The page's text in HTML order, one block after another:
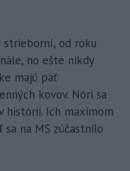
od roku
no ešte nikdy
majú päť
kovov. Nóri sa
histórii. Ich maximom
na MS zúčastnilo